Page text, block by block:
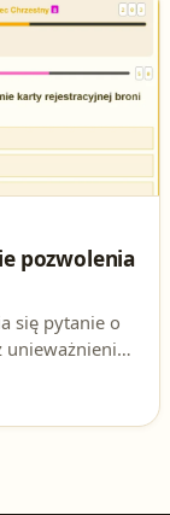
pozwolenia
się pytanie o